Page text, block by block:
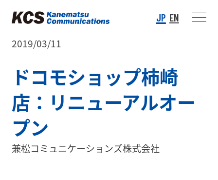
JP EN
2019/03/11
ドコモショップ柿崎
店：リニューアルオー
プン
兼松コミュニケーションズ株式会社